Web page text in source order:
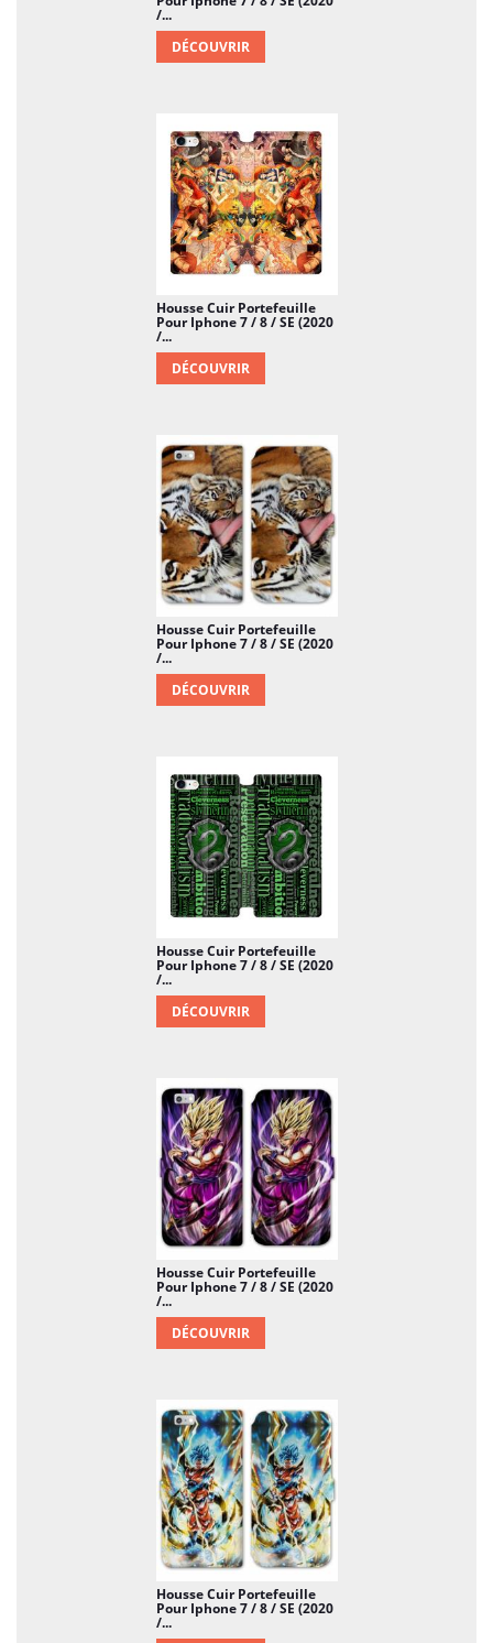
/...
DÉCOUVRIR
Housse Cuir Portefeuille
Pour Iphone 7 / 8 / SE (2020
/...
DÉCOUVRIR
Housse Cuir Portefeuille
Pour Iphone 7 / 8 / SE (2020
/...
DÉCOUVRIR
Housse Cuir Portefeuille
Pour Iphone 7 / 8 / SE (2020
/...
DÉCOUVRIR
Housse Cuir Portefeuille
Pour Iphone 7 / 8 / SE (2020
/...
DÉCOUVRIR
Housse Cuir Portefeuille
Pour Iphone 7 / 8 / SE (2020
/...